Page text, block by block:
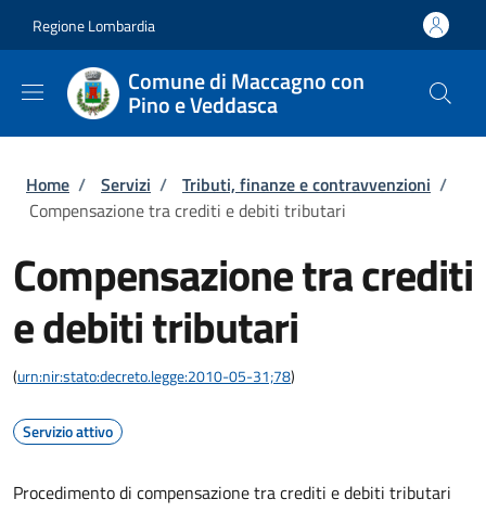
Regione Lombardia
Comune di Maccagno con
Pino e Veddasca
Briciole di pane
Home / Servizi / Tributi, finanze e contravvenzioni /
Compensazione tra crediti e debiti tributari
Compensazione tra crediti
e debiti tributari
(urn:nir:stato:decreto.legge:2010-05-31;78)
Servizio attivo
Procedimento di compensazione tra crediti e debiti tributari